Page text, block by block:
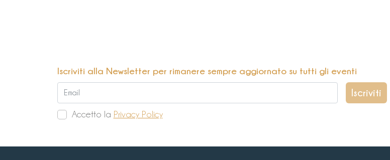
Iscriviti alla Newsletter per rimanere sempre aggiornato su tutti gli eventi
Accetto la Privacy Policy